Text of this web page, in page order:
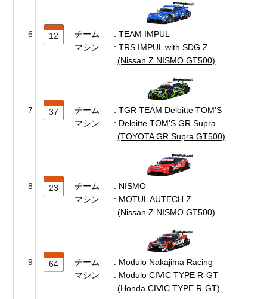
6 12 チーム
TEAM IMPUL
マシン
TRS IMPUL with SDG Z
(Nissan Z NISMO GT500)
7 37 チーム
TGR TEAM Deloitte TOM’S
マシン
Deloitte TOM'S GR Supra
(TOYOTA GR Supra GT500)
8 23 チーム
NISMO
マシン
MOTUL AUTECH Z
(Nissan Z NISMO GT500)
9 64 チーム
Modulo Nakajima Racing
マシン
Modulo CIVIC TYPE R-GT
(Honda CIVIC TYPE R-GT)